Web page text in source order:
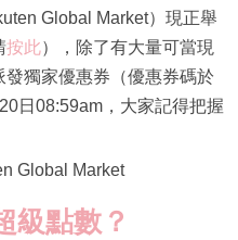
Global Market）現正舉
按此），除了有大量可當現
獨家優惠券（優惠券碼於
日08:59am，大家記得把握
Global Market
級點數？